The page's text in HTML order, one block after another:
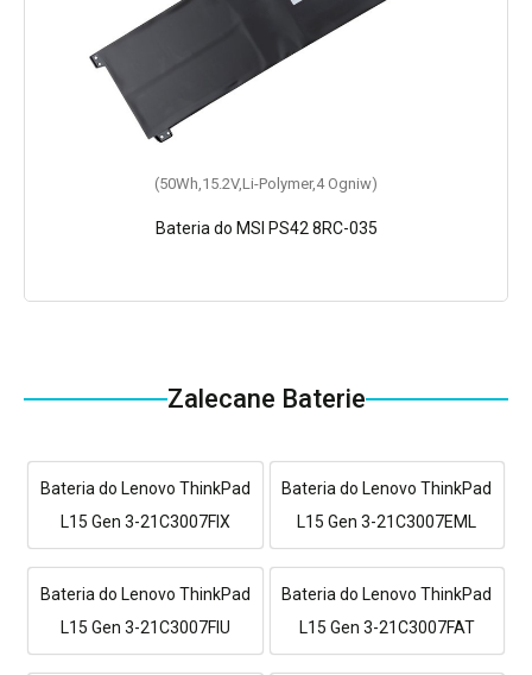
(50Wh,15.2V,Li-Polymer,4 Ogniw)
Bateria do MSI PS42 8RC-035
Zalecane Baterie
Bateria do Lenovo ThinkPad
L15 Gen 3-21C3007FIX
Bateria do Lenovo ThinkPad
L15 Gen 3-21C3007EML
Bateria do Lenovo ThinkPad
L15 Gen 3-21C3007FIU
Bateria do Lenovo ThinkPad
L15 Gen 3-21C3007FAT